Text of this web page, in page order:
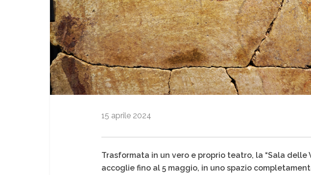
15 aprile 2024
Trasformata in un vero e proprio teatro, la “Sala delle
accoglie fino al 5 maggio, in uno spazio